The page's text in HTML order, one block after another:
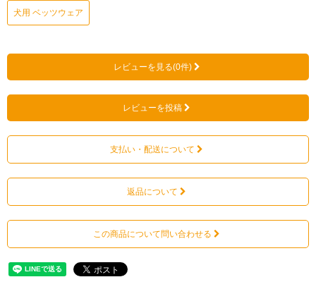
犬用 ベッツウェア
レビューを見る(0件)
レビューを投稿
支払い・配送について
返品について
この商品について問い合わせる